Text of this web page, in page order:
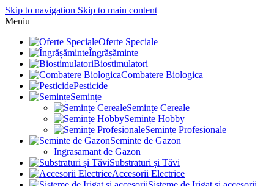
Skip to navigation Skip to main content
Meniu
Oferte Speciale
Îngrășăminte
Biostimulatori
Combatere Biologica
Pesticide
Semințe
Semințe Cereale
Semințe Hobby
Semințe Profesionale
Seminte de Gazon
Ingrasamant de Gazon
Substraturi și Tăvi
Accesorii Electrice